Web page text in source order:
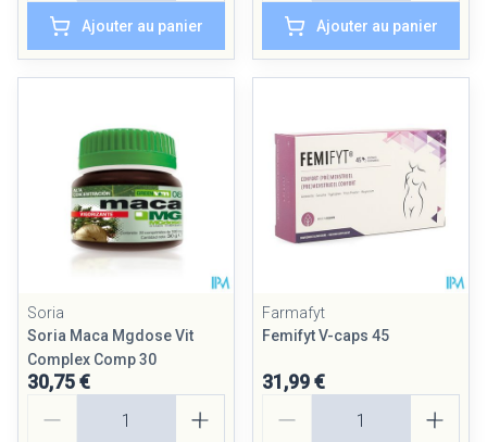
Ajouter au panier Ajouter au panier
Soria
Soria Maca Mgdose Vit
Complex Comp 30
30,75 €
Farmafyt
Femifyt V-caps 45
31,99 €